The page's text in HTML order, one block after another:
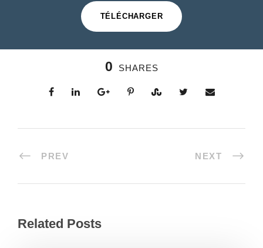
TÉLÉCHARGER
0 SHARES
PREV NEXT
Related Posts